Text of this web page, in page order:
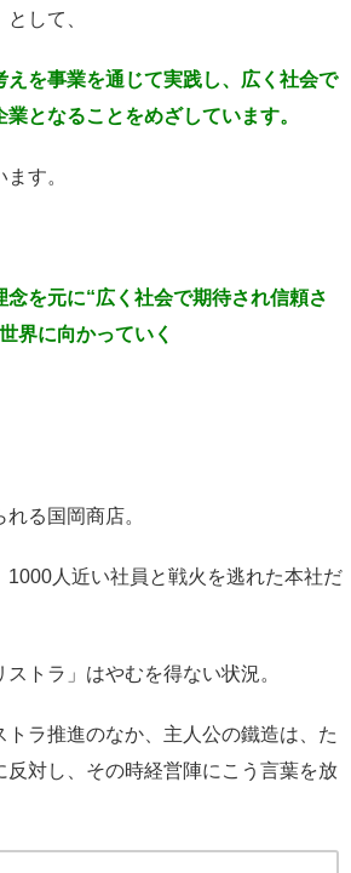
として、
えを事業を通じて実践し、 広く社会で
業となることをめざしています。
す。
念を元に“広く社会で期待され信頼さ
界に向かっていく
る国岡商店。
1000人近い社員と戦火を逃れた本社だ
トラ」はやむを得ない状況。
トラ推進のなか、主人公の鐵造は、た
反対し、その時経営陣にこう言葉を放